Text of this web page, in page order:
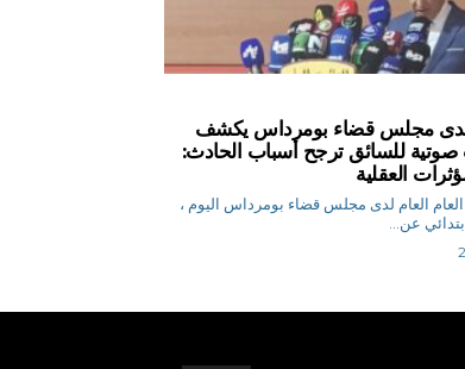
لدى مجلس قضاء بومرداس يكشف
للسائق ترجح أسباب الحادث:
العقلية
العام العام لدى مجلس قضاء بومرداس اليوم ،
عن...